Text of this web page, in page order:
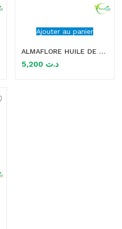
Ajouter au panier
ALMAFLORE HUILE DE FENUGREC 10ML
د.ت